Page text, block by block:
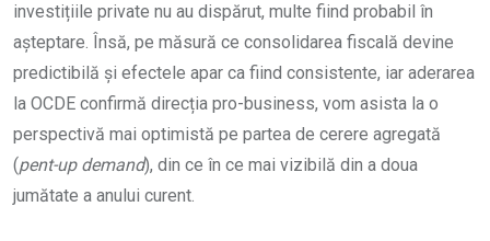
investițiile private nu au dispărut, multe fiind probabil în
așteptare. Însă, pe măsură ce consolidarea fiscală devine
predictibilă și efectele apar ca fiind consistente, iar aderarea
la OCDE confirmă direcția pro-business, vom asista la o
perspectivă mai optimistă pe partea de cerere agregată
(pent-up demand), din ce în ce mai vizibilă din a doua
jumătate a anului curent.